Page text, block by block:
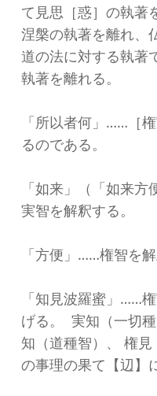
て見思［惑］の執著
涅槃の執著を離れ、
道の法に対する執著
執著を離れる。
「所以者何」……［
るのである。
「如来」（「如来
実智を解釈する。
「方便」……権智を解
「知見波羅蜜」……
げる。 実知（一切
知（道種智）、 権
の事理の果て【辺】